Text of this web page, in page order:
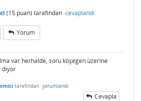
(15 puan) tarafından cevaplandı
Yorum
var herhalde, soru köşegen üzerine
diyor
tarafından yorumlandı
Cevapla